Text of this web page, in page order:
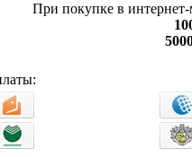
При покупке в интернет-